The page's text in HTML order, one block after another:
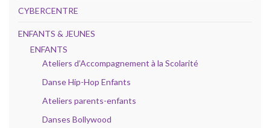
CYBERCENTRE
ENFANTS & JEUNES
ENFANTS
Ateliers d’Accompagnement à la Scolarité
Danse Hip-Hop Enfants
Ateliers parents-enfants
Danses Bollywood